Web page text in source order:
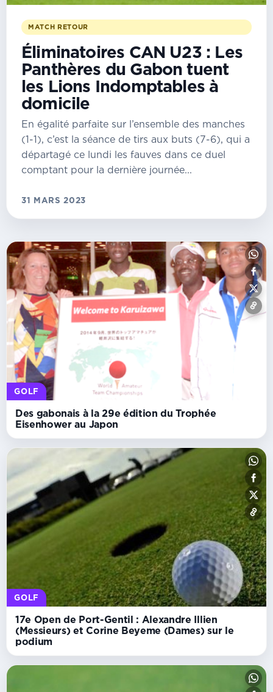
MATCH RETOUR
Éliminatoires CAN U23 : Les
Panthères du Gabon tuent
les Lions Indomptables à
domicile
En égalité parfaite sur l’ensemble des manches
(1-1), c’est la séance de tirs aux buts (7-6), qui a
départagé ce lundi les fauves dans ce duel
comptant pour la dernière journée...
31 MARS 2023
GOLF
Des gabonais à la 29e édition du Trophée
Eisenhower au Japon
GOLF
17e Open de Port-Gentil : Alexandre Illien
(Messieurs) et Corine Beyeme (Dames) sur le
podium